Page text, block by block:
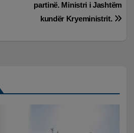
partinë. Ministri i Jashtëm
kundër Kryeministrit.